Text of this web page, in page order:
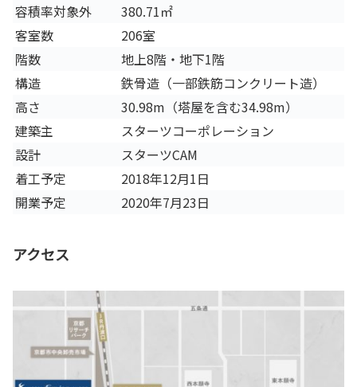
容積率対象外
380.71㎡
客室数
206室
階数
地上8階・地下1階
構造
鉄骨造（一部鉄筋コンクリート造）
高さ
30.98m（塔屋を含む34.98m）
建築主
スターツコーポレーション
設計
スターツCAM
着工予定
2018年12月1日
開業予定
2020年7月23日
アクセス